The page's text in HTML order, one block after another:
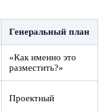
Генеральный план
«Как именно это
разместить?»
Проектный